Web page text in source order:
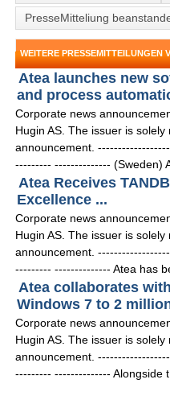
PresseMitteliung
WEITERE PRESSEMITTEILUNGEN
Atea launches new
and process
Corporate news
Hugin AS. The issuer is
announcement.
--------- -------------- (Sweden)
Atea Receives
Excellence ...
Corporate news
Hugin AS. The issuer is
announcement.
--------- -------------- Atea has
Atea collaborates
Windows 7 to 2
Corporate news
Hugin AS. The issuer is
announcement.
--------- -------------- Alongside